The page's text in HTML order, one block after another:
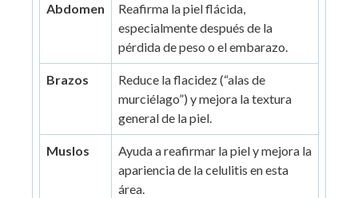
Abdomen
Reafirma la piel flácida,
especialmente después de la
pérdida de peso o el embarazo.
Brazos
Reduce la flacidez (“alas de
murciélago”) y mejora la textura
general de la piel.
Muslos
Ayuda a reafirmar la piel y mejora la
apariencia de la celulitis en esta
área.